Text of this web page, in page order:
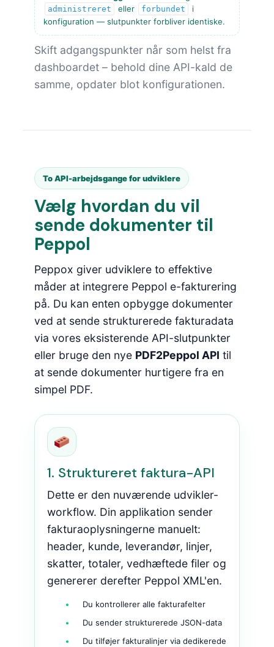
administreret eller forbundet
i
konfiguration — slutpunkter forbliver identiske.
Skift adgangspunkter når som helst fra
dashboardet – behold dine API-kald de
samme, opdater blot konfigurationen.
To API-arbejdsgange for udviklere
Vælg hvordan du vil
sende dokumenter til
Peppol
Peppox giver udviklere to effektive
måder at integrere Peppol e-fakturering
på. Du kan enten opbygge dokumenter
ved at sende strukturerede fakturadata
via vores eksisterende API-slutpunkter
eller bruge den nye PDF2Peppol API til
at sende dokumenter hurtigere fra en
simpel PDF.
1. Struktureret faktura-API
Dette er den nuværende udvikler-
workflow. Din applikation sender
fakturaoplysningerne manuelt:
header, kunde, leverandør, linjer,
skatter, totaler, vedhæftede filer og
genererer derefter Peppol XML'en.
Du kontrollerer alle fakturafelter
Du sender strukturerede JSON-data
Du tilføjer fakturalinjer via dedikerede